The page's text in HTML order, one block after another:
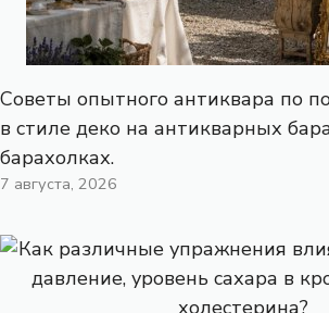
Советы опытного антиквара по
в стиле деко на антикварных
барахолках.
7 августа, 2026